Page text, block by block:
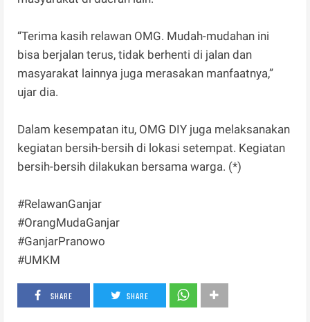
“Terima kasih relawan OMG. Mudah-mudahan ini
bisa berjalan terus, tidak berhenti di jalan dan
masyarakat lainnya juga merasakan manfaatnya,”
ujar dia.
Dalam kesempatan itu, OMG DIY juga melaksanakan
kegiatan bersih-bersih di lokasi setempat. Kegiatan
bersih-bersih dilakukan bersama warga. (*)
#RelawanGanjar
#OrangMudaGanjar
#GanjarPranowo
#UMKM
SHARE SHARE